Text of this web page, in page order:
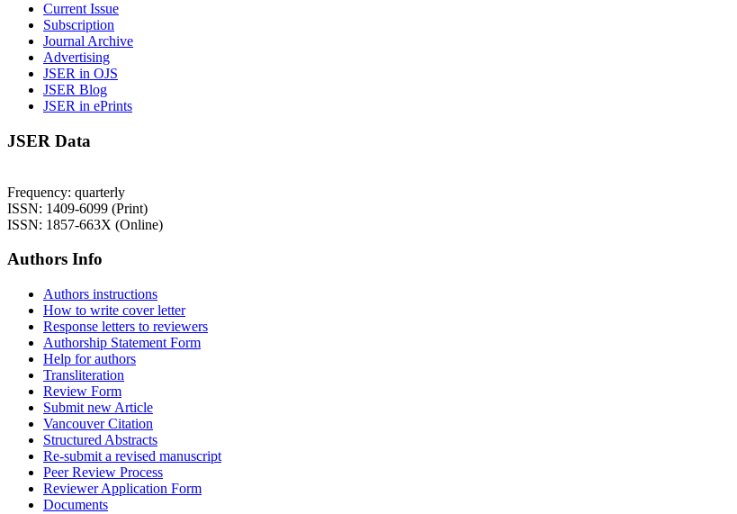
Current Issue
Subscription
Journal Archive
Advertising
JSER in OJS
JSER Blog
JSER in ePrints
JSER Data
Frequency: quarterly
ISSN: 1409-6099 (Print)
ISSN: 1857-663X (Online)
Authors Info
Authors instructions
How to write cover letter
Response letters to reviewers
Authorship Statement Form
Help for authors
Transliteration
Review Form
Submit new Article
Vancouver Citation
Structured Abstracts
Re-submit a revised manuscript
Peer Review Process
Reviewer Application Form
Documents